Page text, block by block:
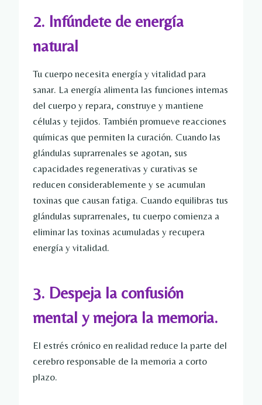
2. Infúndete de energía
natural
Tu cuerpo necesita energía y vitalidad para
sanar. La energía alimenta las funciones internas
del cuerpo y repara, construye y mantiene
células y tejidos. También promueve reacciones
químicas que permiten la curación. Cuando las
glándulas suprarrenales se agotan, sus
capacidades regenerativas y curativas se
reducen considerablemente y se acumulan
toxinas que causan fatiga. Cuando equilibras tus
glándulas suprarrenales, tu cuerpo comienza a
eliminar las toxinas acumuladas y recupera
energía y vitalidad.
3. Despeja la confusión
mental y mejora la memoria.
El estrés crónico en realidad reduce la parte del
cerebro responsable de la memoria a corto
plazo.